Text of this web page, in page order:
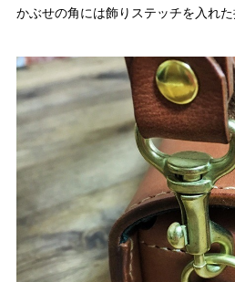
かぶせの角には飾りステッチを入れた